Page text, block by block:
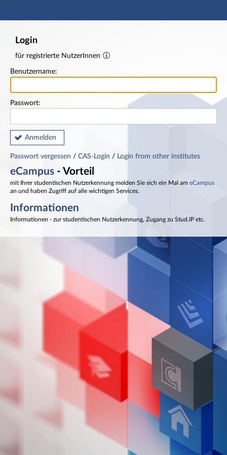
Hauptnavigation
Login
für registrierte NutzerInnen
Benutzername:
Passwort:
Anmelden
Passwort vergessen / CAS-Login / Login from other institutes
eCampus - Vorteil
mit Ihrer studentischen Nutzerkennung melden Sie sich ein Mal am eCampus
an und haben Zugriff auf alle wichtigen Services.
Informationen
Informationen - zur studentischen Nutzerkennung, Zugang zu Stud.IP etc.